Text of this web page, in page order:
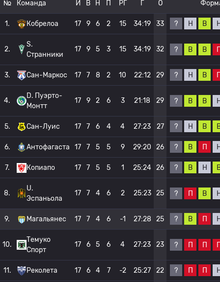
№ Команда И В Н П РГ Г О
1. Кобрелоа 17 9 6 2 15 34:19 33 ? Н В
2.
S.
Странники
17 9 5 3 15 34:19 32 ? В В
3. Сан-Маркос 17 7 8 2 10 22:12 29 ? Н В
4.
D. Пуэрто-
Монтт
17 9 2 6 3 21:18 29 ? В В
5. Сан-Луис 17 7 6 4 4 27:23 27 ? Н В
6. Антофагаста 17 7 5 5 9 29:20 26 ? В П
7. Копиапо 17 7 5 5 1 25:24 26 ? В Н
8.
U.
Эспаньола
17 7 4 6 2 25:23 25 ? П В
9. Магальянес 17 7 4 6 -1 27:28 25 ? В П
10.
Темуко
Спорт
17 6 5 6 4 27:23 23 ? П П
11. Реколета 17 6 4 7 -2 25:27 22 ? П П